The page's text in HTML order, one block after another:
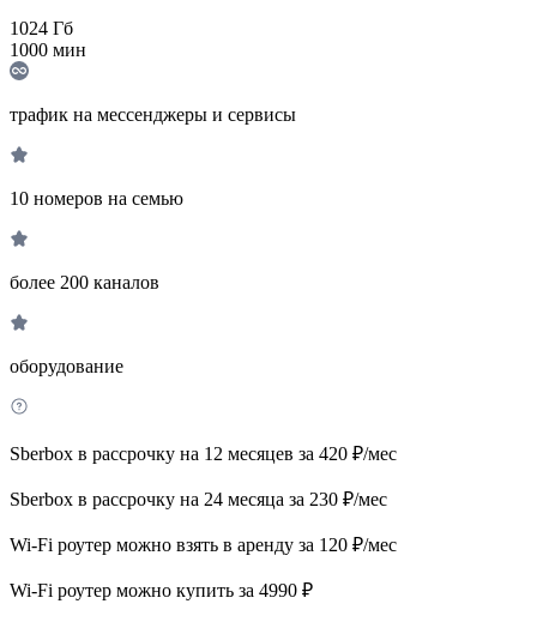
1024 Гб
1000 мин
трафик на мессенджеры и сервисы
10 номеров на семью
более 200 каналов
оборудование
Sberbox в рассрочку на 12 месяцев за 420 ₽/мес
Sberbox в рассрочку на 24 месяца за 230 ₽/мес
Wi-Fi роутер можно взять в аренду за 120 ₽/мес
Wi-Fi роутер можно купить за 4990 ₽